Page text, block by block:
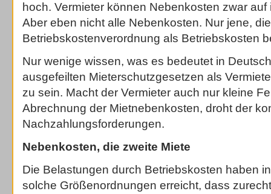
hoch. Vermieter können Nebenkosten zwar
Aber eben nicht alle Nebenkosten. Nur jene,
Betriebskostenverordnung als Betriebskosten
Nur wenige wissen, was es bedeutet in
ausgefeilten Mieterschutzgesetzen als
zu sein. Macht der Vermieter auch nur kleine
Abrechnung der Mietnebenkosten, droht der
Nachzahlungsforderungen.
Nebenkosten, die zweite Miete
Die Belastungen durch Betriebskosten haben
solche Größenordnungen erreicht, dass